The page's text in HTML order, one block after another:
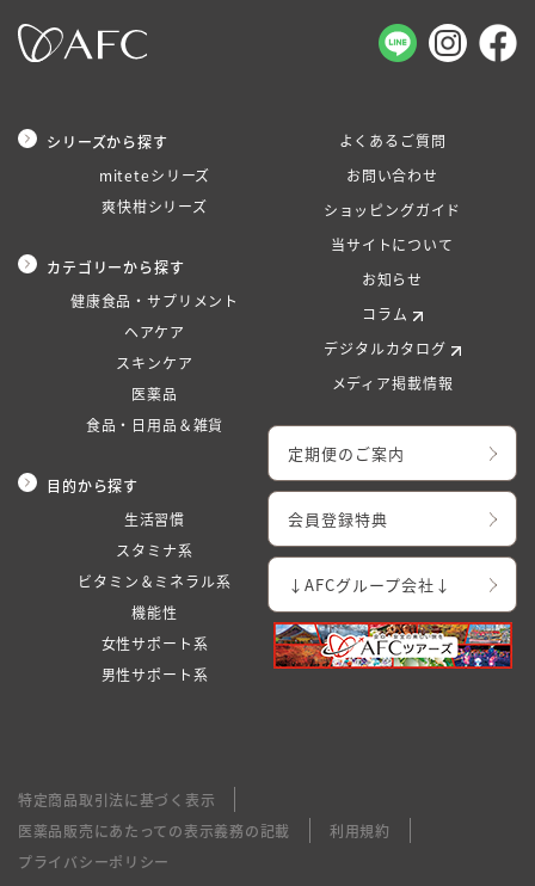
シリーズから探す
miteteシリーズ
爽快柑シリーズ
カテゴリーから探す
健康食品・サプリメント
ヘアケア
スキンケア
医薬品
食品・日用品＆雑貨
目的から探す
生活習慣
スタミナ系
ビタミン＆ミネラル系
機能性
女性サポート系
男性サポート系
よくあるご質問
お問い合わせ
ショッピングガイド
当サイトについて
お知らせ
コラム
デジタルカタログ
メディア掲載情報
定期便のご案内
会員登録特典
↓AFCグループ会社↓
特定商品取引法に基づく表示
医薬品販売にあたっての表示義務の記載
利用規約
プライバシーポリシー